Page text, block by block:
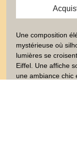
Une composition
mystérieuse où
lumières se
Eiffel. Une affiche
une ambiance chic